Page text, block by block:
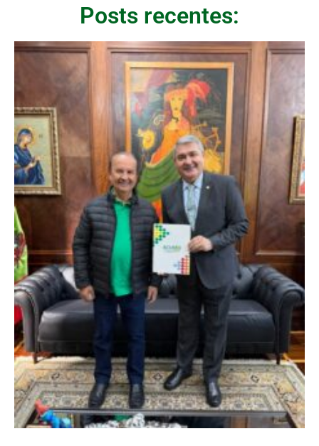
Posts recentes: